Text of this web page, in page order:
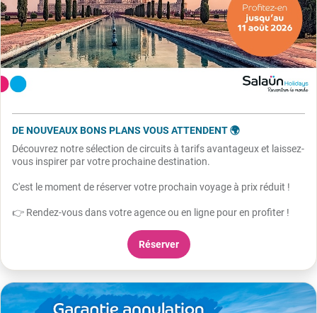
DE NOUVEAUX BONS PLANS VOUS ATTENDENT 🌍
Découvrez notre sélection de circuits à tarifs avantageux et laissez-
vous inspirer par votre prochaine destination.
C'est le moment de réserver votre prochain voyage à prix réduit !
👉 Rendez-vous dans votre agence ou en ligne pour en profiter !
Réserver